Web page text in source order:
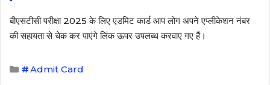
बीएसटीसी परीक्षा 2025 के लिए एडमिट कार्ड आप लोग अपने एप्लीकेशन नंबर
की सहायता से चेक कर पाएंगे लिंक ऊपर उपलब्ध करवाए गए हैं।
Categories
Admit Card